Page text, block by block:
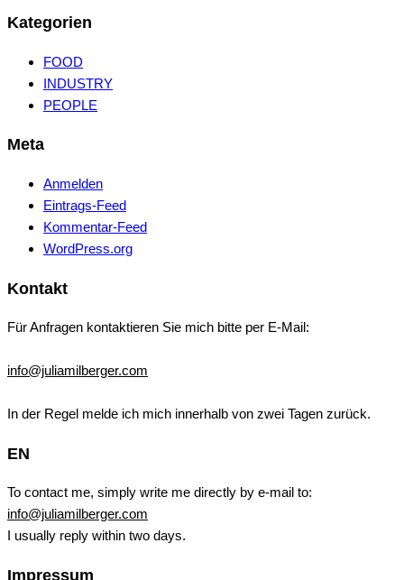
Kategorien
FOOD
INDUSTRY
PEOPLE
Meta
Anmelden
Eintrags-Feed
Kommentar-Feed
WordPress.org
Kontakt
Für Anfragen kontaktieren Sie mich bitte per E-Mail:
info@juliamilberger.com
In der Regel melde ich mich innerhalb von zwei Tagen zurück.
EN
To contact me, simply write me directly by e-mail to:
info@juliamilberger.com
I usually reply within two days.
Impressum